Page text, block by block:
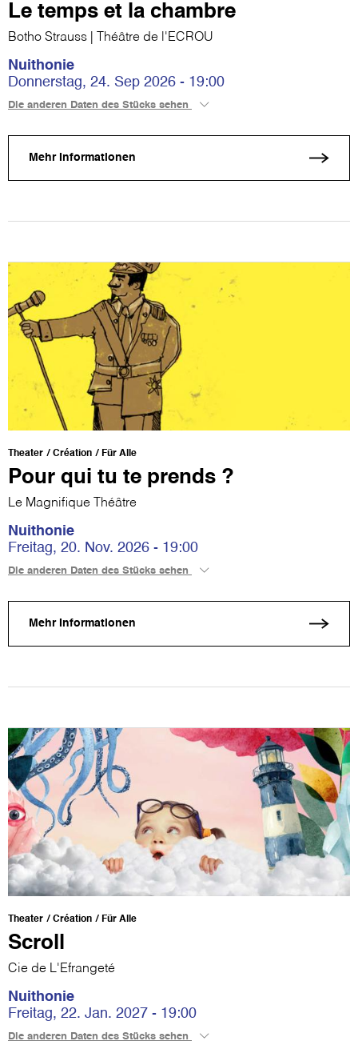
Le temps et la chambre
Botho Strauss | Théâtre de l'ECROU
Nuithonie
Donnerstag, 24. Sep 2026 - 19:00
Die anderen Daten des Stücks sehen
Mehr Informationen
Theater Création Für Alle
Pour qui tu te prends ?
Le Magnifique Théâtre
Nuithonie
Freitag, 20. Nov. 2026 - 19:00
Die anderen Daten des Stücks sehen
Mehr Informationen
Theater Création Für Alle
Scroll
Cie de L'Efrangeté
Nuithonie
Freitag, 22. Jan. 2027 - 19:00
Die anderen Daten des Stücks sehen